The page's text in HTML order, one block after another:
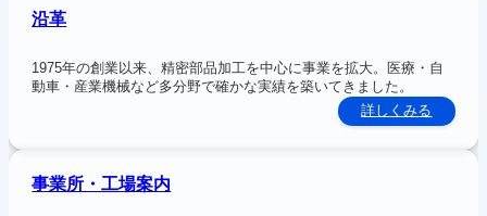
沿革
1975年の創業以来、精密部品加工を中心に事業を拡大。医療・自
動車・産業機械など多分野で確かな実績を築いてきました。
詳しくみる
沿
事業所・工場案内